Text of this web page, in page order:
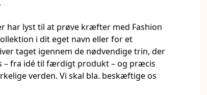
har lyst til at prøve kræfter med Fashion
i dit eget navn eller for et
taget igennem de nødvendige trin, der
– fra idé til færdigt produkt – og præcis
verden. Vi skal bla. beskæftige os